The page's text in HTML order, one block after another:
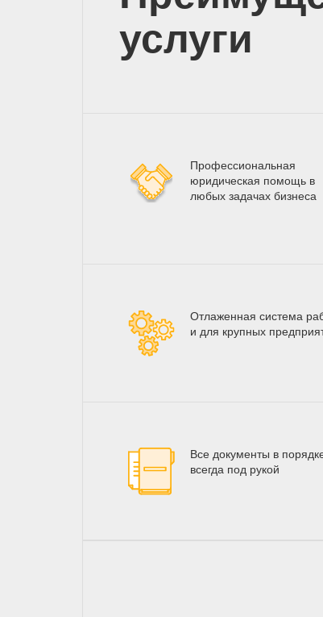
услуги
Профессиональная
юридическая помощь в
любых задачах бизнеса
Отлаженная система
и для крупных
Все документы в
всегда под рукой